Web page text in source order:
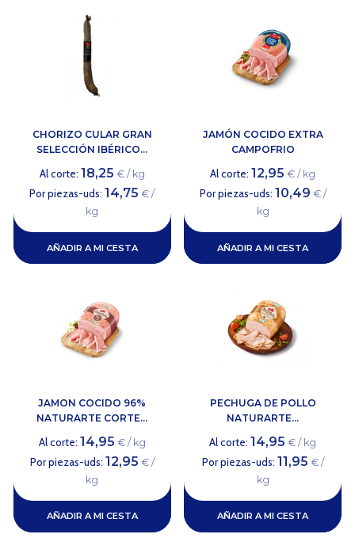
CHORIZO CULAR GRAN
SELECCIÓN IBÉRICO...
Al corte: 18,25 € / kg
Por piezas-uds:14,75 € /
kg
AÑADIR A MI CESTA
JAMÓN COCIDO EXTRA
CAMPOFRIO
Al corte:12,95 € / kg
Por piezas-uds: 10,49 € /
kg
AÑADIR A MI CESTA
JAMON COCIDO 96%
NATURARTE CORTE...
Al corte: 14,95 € / kg
Por piezas-uds: 12,95 € /
kg
AÑADIR A MI CESTA
PECHUGA DE POLLO
NATURARTE...
Al corte:14,95 € / kg
Por piezas-uds: 11,95 € /
kg
AÑADIR A MI CESTA